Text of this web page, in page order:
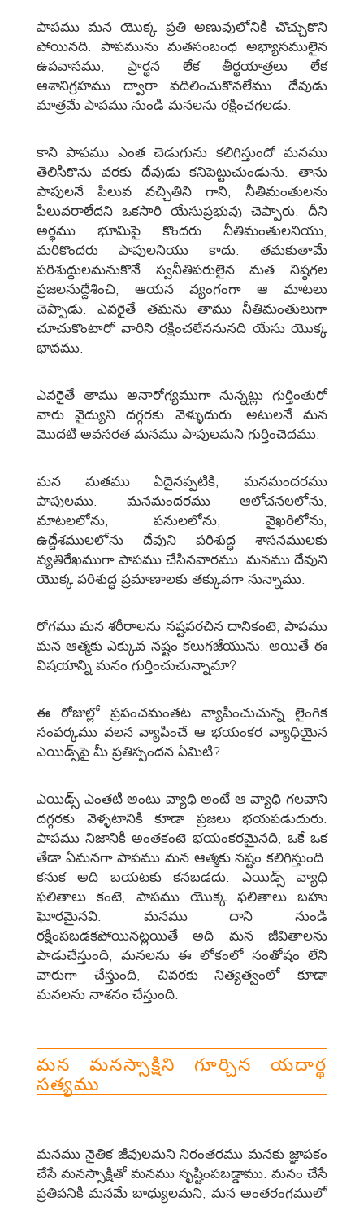
పాపము మన యొక్క ప్రతి అణువులోనికి చొచ్చుకొని
పోయినది. పాపమును మతసంబంధ అభ్యాసములైన
ఉపవాసము, ప్రార్థన లేక తీర్థయాత్రలు లేక
ఆశానిగ్రహము ద్వారా వదిలించుకొనలేము. దేవుడు
మాత్రమే పాపము నుండి మనలను రక్షించగలడు.
కాని పాపము ఎంత చెడుగును కలిగిస్తుందో మనము
తెలిసికొను వరకు దేవుడు కనిపెట్టుచుండును. తాను
పాపులనే పిలువ వచ్చితిని గాని, నీతిమంతులను
పిలువరాలేదని ఒకసారి యేసుప్రభువు చెప్పారు. దీని
అర్థము భూమిపై కొందరు నీతిమంతులనియు,
మరికొందరు పాపులనియు కాదు. తమకుతామే
పరిశుద్ధులమనుకొనే స్వనీతిపరులైన మత నిష్ఠగల
ప్రజలనుద్దేశించి, ఆయన వ్యంగంగా ఆ మాటలు
చెప్పాడు. ఎవరైతే తమను తాము నీతిమంతులుగా
చూచుకొంటారో వారిని రక్షించలేననునది యేసు యొక్క
భావము.
ఎవరైతే తాము అనారోగ్యముగా నున్నట్లు గుర్తింతురో
వారు వైద్యుని దగ్గరకు వెళ్ళుదురు. అటులనే మన
మొదటి అవసరత మనము పాపులమని గుర్తించెదము.
మన మతము ఏదైనప్పటికి, మనమందరము
పాపులము. మనమందరము ఆలోచనలలోను,
మాటలలోను, పనులలోను, వైఖరిలోను,
ఉద్దేశములలోను దేవుని పరిశుద్ధ శాసనములకు
వ్యతిరేఖముగా పాపము చేసినవారము. మనము దేవుని
యొక్క పరిశుద్ధ ప్రమాణాలకు తక్కువగా నున్నాము.
రోగము మన శరీరాలను నష్టపరచిన దానికంటె, పాపము
మన ఆత్మకు ఎక్కువ నష్టం కలుగజేయును. అయితే ఈ
విషయాన్ని మనం గుర్తించుచున్నామా?
ఈ రోజుల్లో ప్రపంచమంతట వ్యాపించుచున్న లైంగిక
సంపర్కము వలన వ్యాపించే ఆ భయంకర వ్యాధియైన
ఎయిడ్స్‌పై మీ ప్రతిస్పందన ఏమిటి?
ఎయిడ్స్‌ ఎంతటి అంటు వ్యాధి అంటే ఆ వ్యాధి గలవాని
దగ్గరకు వెళ్ళటానికి కూడా ప్రజలు భయపడుదురు.
పాపము నిజానికి అంతకంటె భయంకరమైనది, ఒకే ఒక
తేడా ఏమనగా పాపము మన ఆత్మకు నష్టం కలిగిస్తుంది.
కనుక అది బయటకు కనబడదు. ఎయిడ్స్‌ వ్యాధి
ఫలితాలు కంటె, పాపము యొక్క ఫలితాలు బహు
ఘోరమైనవి. మనము దాని నుండి
రక్షింపబడకపోయినట్లయితే అది మన జీవితాలను
పాడుచేస్తుంది, మనలను ఈ లోకంలో సంతోషం లేని
వారుగా చేస్తుంది, చివరకు నిత్యత్వంలో కూడా
మనలను నాశనం చేస్తుంది.
మన మనస్సాక్షిని గూర్చిన యదార్థ
సత్యము
మనము నైతిక జీవులమని నిరంతరము మనకు జ్ఞాపకం
చేసే మనస్సాక్షితో మనము సృష్టింపబడ్డాము. మనం చేసే
ప్రతిపనికి మనమే బాధ్యులమని, మన అంతరంగములో